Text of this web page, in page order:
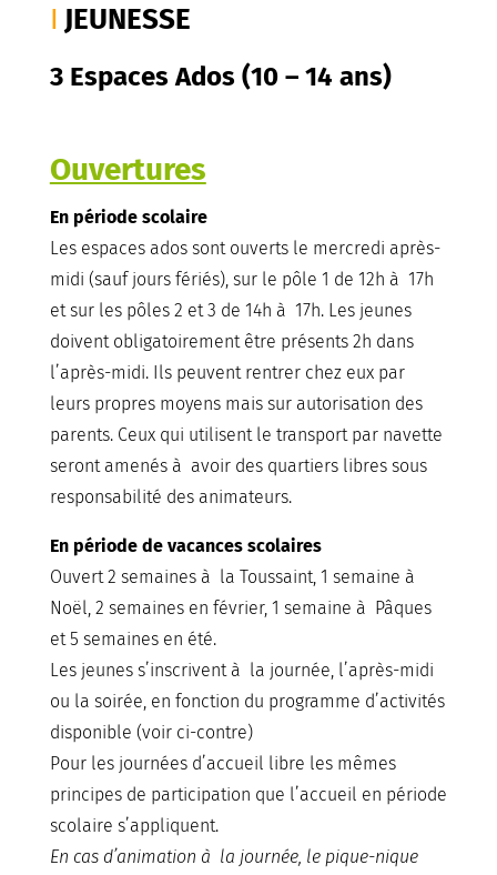
JEUNESSE
3 Espaces Ados (10 – 14 ans)
Ouvertures
En période scolaire
Les espaces ados sont ouverts le mercredi après-
midi (sauf jours fériés), sur le pôle 1 de 12h à 17h
et sur les pôles 2 et 3 de 14h à 17h. Les jeunes
doivent obligatoirement être présents 2h dans
l’après-midi. Ils peuvent rentrer chez eux par
leurs propres moyens mais sur autorisation des
parents. Ceux qui utilisent le transport par navette
seront amenés à avoir des quartiers libres sous
responsabilité des animateurs.
En période de vacances scolaires
Ouvert 2 semaines à la Toussaint, 1 semaine à
Noël, 2 semaines en février, 1 semaine à Pâques
et 5 semaines en été.
Les jeunes s’inscrivent à la journée, l’après-midi
ou la soirée, en fonction du programme d’activités
disponible (voir ci-contre)
Pour les journées d’accueil libre les mêmes
principes de participation que l’accueil en période
scolaire s’appliquent.
En cas d’animation à la journée, le pique-nique